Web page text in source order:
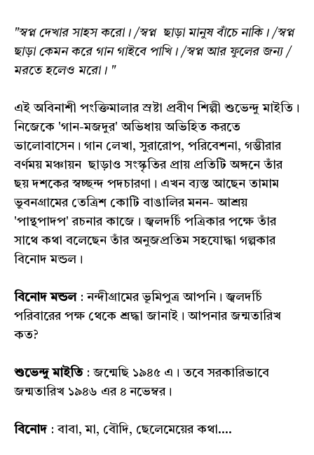
"স্বপ্ন দেখার সাহস করো। /স্বপ্ন ছাড়া মানুষ বাঁচে নাকি। /স্বপ্ন
ছাড়া কেমন করে গান গাইবে পাখি। /স্বপ্ন আর ফুলের জন্য /
মরতে হলেও মরো। "
এই অবিনাশী পংক্তিমালার স্রষ্টা প্রবীণ শিল্পী শুভেন্দু মাইতি।
নিজেকে 'গান-মজদুর' অভিধায় অভিহিত করতে
ভালোবাসেন। গান লেখা, সুরারোপ, পরিবেশনা, গম্ভীরার
বর্ণময় মঞ্চায়ন ছাড়াও সংস্কৃতির প্রায় প্রতিটি অঙ্গনে তাঁর
ছয় দশকের স্বচ্ছন্দ পদচারণা। এখন ব্যস্ত আছেন তামাম
ভুবনগ্রামের তেত্রিশ কোটি বাঙালির মনন- আশ্রয়
'পান্থপাদপ' রচনার কাজে। জ্বলদর্চি পত্রিকার পক্ষে তাঁর
সাথে কথা বলেছেন তাঁর অনুজপ্রতিম সহযোদ্ধা গল্পকার
বিনোদ মন্ডল।
বিনোদ মন্ডল: নন্দীগ্রামের ভূমিপুত্র আপনি। জ্বলদর্চি
পরিবারের পক্ষ থেকে শ্রদ্ধা জানাই। আপনার জন্মতারিখ
কত?
শুভেন্দু মাইতি: জন্মেছি ১৯৪৫ এ। তবে সরকারিভাবে
জন্মতারিখ ১৯৪৬ এর ৪ নভেম্বর।
বিনোদ: বাবা, মা, বৌদি, ছেলেমেয়ের কথা....